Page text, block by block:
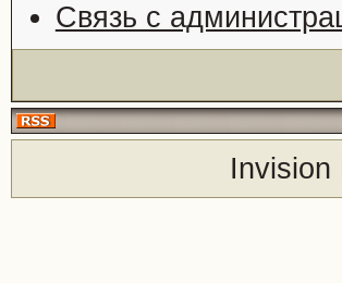
Связь с
Invision